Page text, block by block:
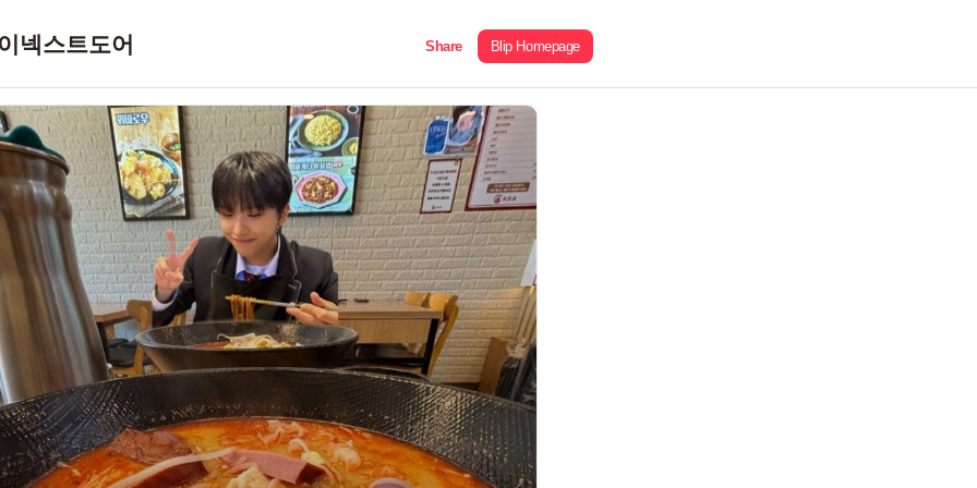
넥스트도어 Share Blip Homepage